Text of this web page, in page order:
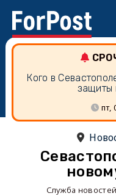
Кого в
защиты
пт,
Служба